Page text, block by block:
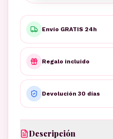
Envío GRATIS 24h
Regalo incluido
Devolución 30 días
Descripción